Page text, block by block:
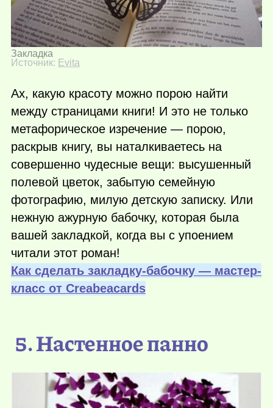
Закладка
Источник: Evita
Ах, какую красоту можно порою найти
между страницами книги! И это не только
метафорическое изречение — порою,
раскрыв книгу, вы наталкиваетесь на
совершенно чудесные вещи: высушенный
полевой цветок, забытую семейную
фотографию, милую детскую записку. Или
нежную ажурную бабочку, которая была
вашей закладкой, когда вы с упоением
читали этот роман!
Как сделать закладку-бабочку — мастер-
класс от Сreabeacards
5. Настенное панно